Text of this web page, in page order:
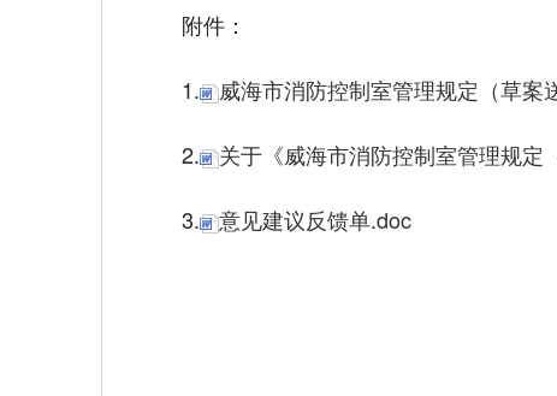
附件：
1. 威海市消防控制室管理规定（草案
2. 关于《威海市消防控制室管理规定
3. 意见建议反馈单.doc